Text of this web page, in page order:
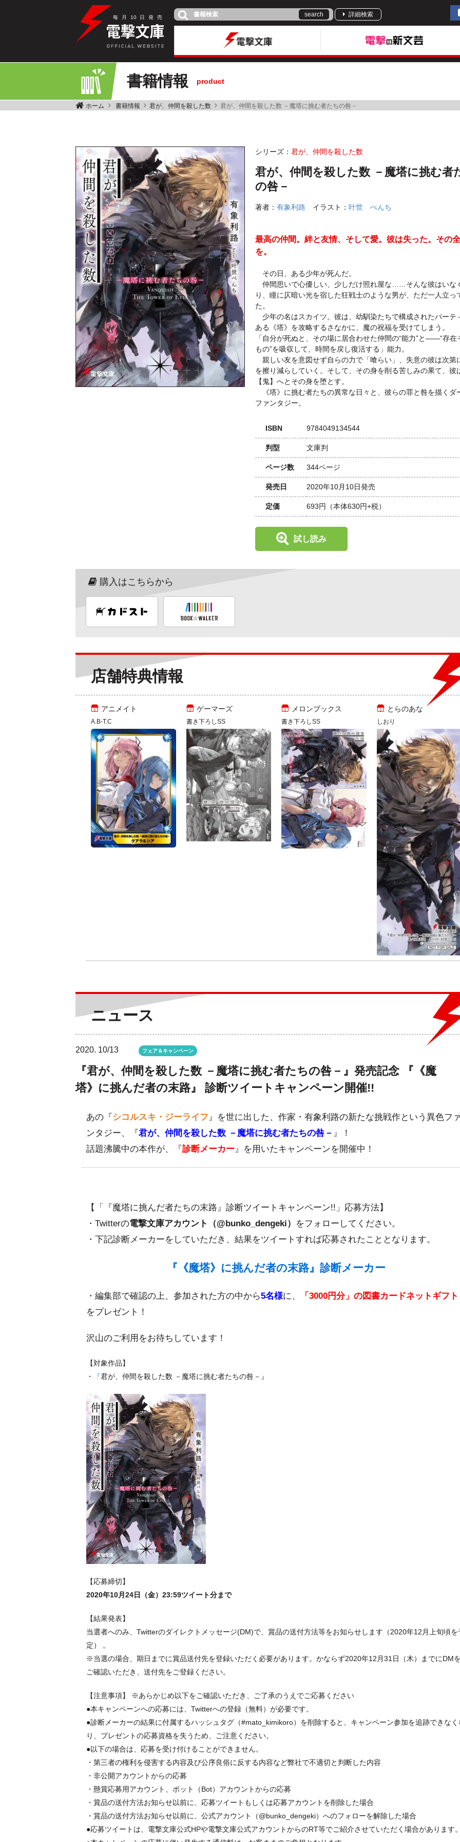
毎 月 10 日 発 売 search 詳細検索
書籍情報 product
ホーム 書籍情報 君が、仲間を殺した数 君が、仲間を殺した数 －魔塔に挑む者たちの咎－
シリーズ： 君が、仲間を殺した数
君が、仲間を殺した数 －魔塔に挑む者
の咎－
著者： 有象利路 イラスト： 叶世 べんち
最高の仲間。絆と友情、そして愛。彼は失った。その
を。
その日、ある少年が死んだ。
仲間思いで心優しい、少しだけ照れ屋な……そんな彼はいな
り、瞳に仄暗い光を宿した狂戦士のような男が、ただ一人立っ
た。
少年の名はスカイツ。彼は、幼馴染たちで構成されたパーテ
ある《塔》を攻略するさなかに、魔の祝福を受けてしまう。
「自分が死ぬと、その場に居合わせた仲間の“能力”と――“存在
もの”を吸収して、時間を戻し復活する」能力。
親しい友を意図せず自らの力で「喰らい」、失意の彼は次第
を擦り減らしていく。そして、その身を削る苦しみの果て、彼
【鬼】へとその身を堕とす。
《塔》に挑む者たちの異常な日々と、彼らの罪と咎を描くダ
ファンタジー。
ISBN 9784049134544
判型 文庫判
ページ数 344ページ
発売日 2020年10月10日発売
定価 693円 （本体630円+税）
試し読み
購入はこちらから
店舗特典情報
アニメイト
A.B-T.C
ゲーマーズ
書き下ろしSS
メロンブックス
書き下ろしSS
とらのあな
しおり
ニュース
2020. 10/13 フェア＆キャンペーン
『君が、仲間を殺した数 －魔塔に挑む者たちの咎－』発売記念 『《魔
塔》に挑んだ者の末路』 診断ツイートキャンペーン開催!!
あの『シコルスキ・ジーライフ』を世に出した、作家・有象利路の新たな挑戦作という異色フ
ンタジー、『君が、仲間を殺した数 －魔塔に挑む者たちの咎－ 』！
話題沸騰中の本作が、『診断メーカー』を用いたキャンペーンを開催中！
【「『魔塔に挑んだ者たちの末路』診断ツイートキャンペーン!!」応募方法】
・Twitterの電撃文庫アカウント（@bunko_dengeki） をフォローしてください。
・下記診断メーカーをしていただき、結果をツイートすれば応募されたこととなります。
『《魔塔》に挑んだ者の末路』診断メーカー
・編集部で確認の上、参加された方の中から5名様に、
「3000円分」の図書カードネットギフト
をプレゼント！
沢山のご利用をお待ちしています！
【対象作品】
・
『君が、仲間を殺した数 －魔塔に挑む者たちの咎－』
【応募締切】
2020年10月24日（金）23:59ツイート分まで
【結果発表】
当選者へのみ、Twitterのダイレクトメッセージ(DM)で、賞品の送付方法等をお知らせします（2020年12月上旬頃を
定） 。
※当選の場合、期日までに賞品送付先を登録いただく必要があります。かならず2020年12月31日（木）までにDM
ご確認いただき、送付先をご登録ください。
【注意事項】 ※あらかじめ以下をご確認いただき、ご了承のうえでご応募ください
●本キャンペーンへの応募には、Twitterへの登録（無料）が必要です。
●診断メーカーの結果に付属するハッシュタグ（#mato_kimikoro）を削除すると、キャンペーン参加を追跡できなく
り、プレゼントの応募資格を失うため、ご注意ください。
●以下の場合は、応募を受け付けることができません。
・第三者の権利を侵害する内容及び公序良俗に反する内容など弊社で不適切と判断した内容
・非公開アカウントからの応募
・懸賞応募用アカウント、ボット（Bot）アカウントからの応募
・賞品の送付方法お知らせ以前に、応募ツイートもしくは応募アカウントを削除した場合
・賞品の送付方法お知らせ以前に、公式アカウント（@bunko_dengeki）へのフォローを解除した場合
●応募ツイートは、電撃文庫公式HPや電撃文庫公式アカウントからのRT等でご紹介させていただく場合があります